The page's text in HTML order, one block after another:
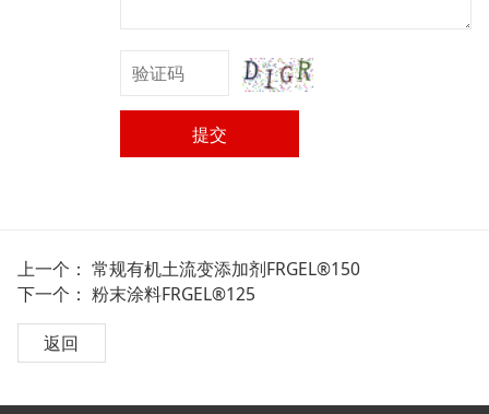
提交
上一个： 常规有机土流变添加剂FRGEL®150
下一个： 粉末涂料FRGEL®125
返回